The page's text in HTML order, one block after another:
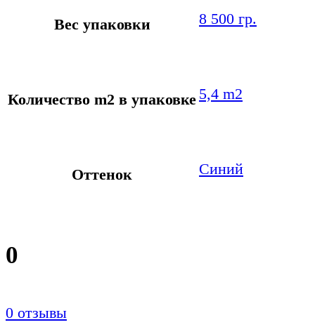
Вес упаковки 8 500 гр.
Количество m2 в упаковке 5,4 m2
Оттенок Синий
0
0 отзывы